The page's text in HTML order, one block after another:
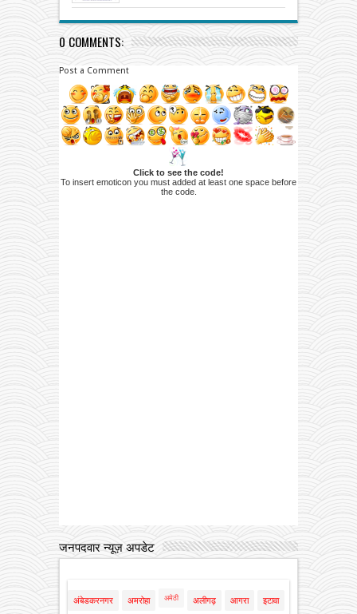
0 COMMENTS:
Post a Comment
Click to see the code!
To insert emoticon you must added at least one space before
the code.
जनपदवार न्यूज़ अपडेट
अंबेडकरनगर अमरोहा अमेठी अलीगढ़ आगरा इटावा